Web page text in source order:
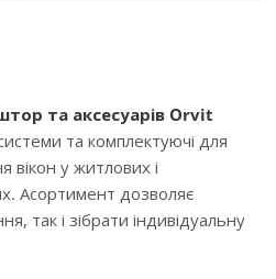
та аксесуарів Orvit
та комплектуючі для
вікон у житлових і
Асортимент дозволяє
так і зібрати індивідуальну